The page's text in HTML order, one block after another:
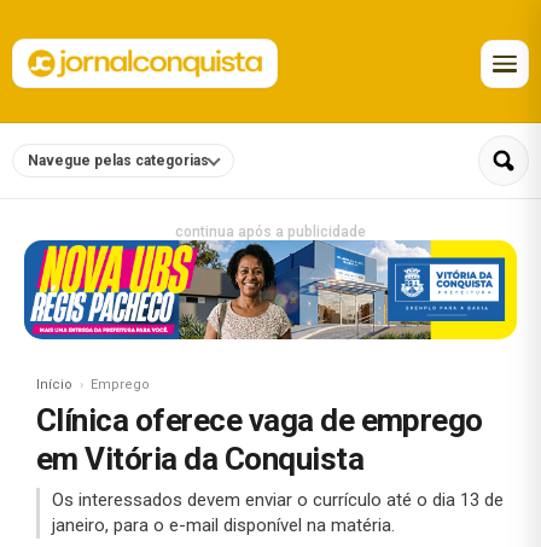
Navegue pelas categorias
continua após a publicidade
Início Emprego
Clínica oferece vaga de emprego
em Vitória da Conquista
Os interessados devem enviar o currículo até o dia 13 de
janeiro, para o e-mail disponível na matéria.